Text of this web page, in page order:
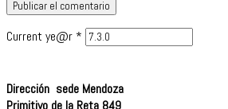
Current ye@r *
Dirección sede Mendoza
Primitivo de la Reta 849